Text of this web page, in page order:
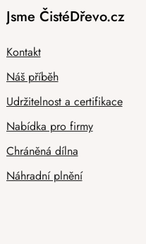
Jsme ČistéDřevo.cz
Kontakt
Náš příběh
Udržitelnost a certifikace
Nabídka pro firmy
Chráněná dílna
Náhradní plnění